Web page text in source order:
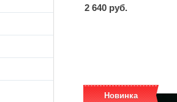
2 640 руб.
Новинка